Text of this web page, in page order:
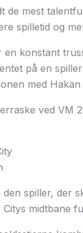
de mest
spilletid og
konstant
på en
med Hakan
ved VM
den spiller, der
midtbane